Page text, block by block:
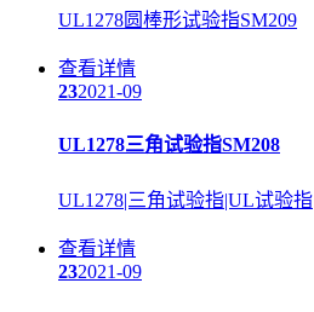
UL1278圆棒形试验指SM209
查看详情
232021-09
UL1278三角试验指SM208
UL1278|三角试验指|UL试验指
查看详情
232021-09